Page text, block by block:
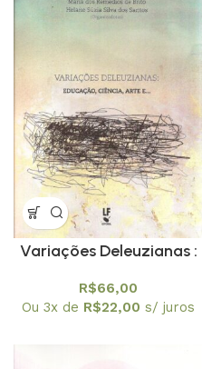
Variações Deleuzianas :
e …
R$66,00
Ou 3x de R$22,00 s/ juros